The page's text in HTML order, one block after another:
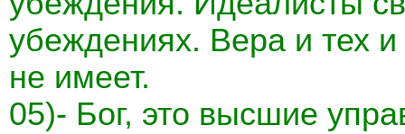
убеждениях. Вера и тех
не имеет.
05)- Бог, это высшие